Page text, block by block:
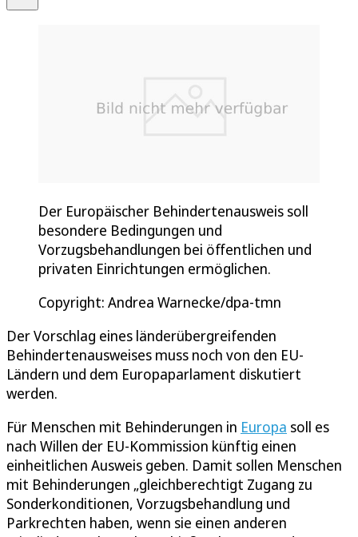
Der Europäischer Behindertenausweis soll
besondere Bedingungen und
Vorzugsbehandlungen bei öffentlichen und
privaten Einrichtungen ermöglichen.
Copyright: Andrea Warnecke/dpa-tmn
Der Vorschlag eines länderübergreifenden
Behindertenausweises muss noch von den EU-
Ländern und dem Europaparlament diskutiert
werden.
Für Menschen mit Behinderungen in Europa soll es
nach Willen der EU-Kommission künftig einen
einheitlichen Ausweis geben. Damit sollen Menschen
mit Behinderungen „gleichberechtigt Zugang zu
Sonderkonditionen, Vorzugsbehandlung und
Parkrechten haben, wenn sie einen anderen